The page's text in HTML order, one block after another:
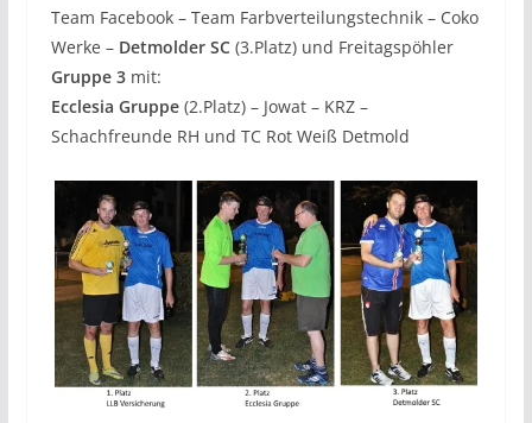
Team Facebook – Team Farbverteilungstechnik – Coko
Werke – Detmolder SC(3.Platz) und Freitagspöhler
Gruppe 3mit:
Ecclesia Gruppe(2.Platz) – Jowat – KRZ –
Schachfreunde RH und TC Rot Weiß Detmold